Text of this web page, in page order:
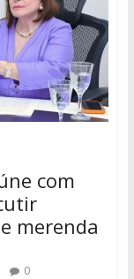
com
merenda
0